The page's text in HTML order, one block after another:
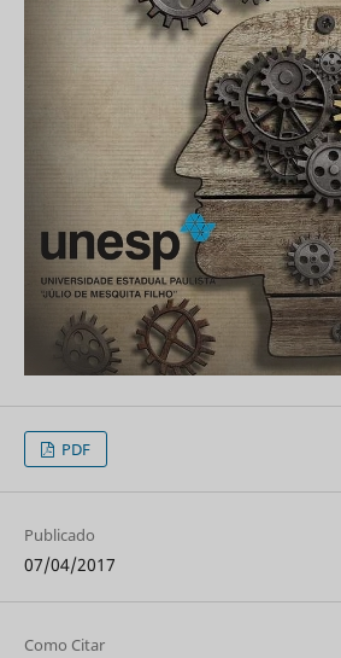
PDF
Publicado
07/04/2017
Como Citar